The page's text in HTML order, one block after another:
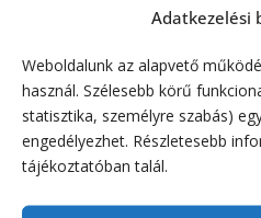
Adatkezelési
Weboldalunk az alapvető
használ. Szélesebb körű
statisztika, személyre szabás)
engedélyezhet. Részletesebb
tájékoztatóban talál.